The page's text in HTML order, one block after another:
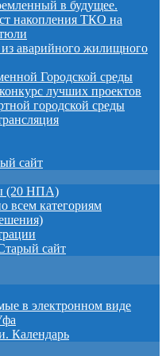
в будущее.
накопления ТКО на
аварийного жилищного
Городской среды
лучших проектов
городской среды
сайт
(20 НПА)
всем категориям
сайт
в электронном виде
Календарь